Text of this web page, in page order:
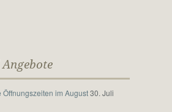
im August 30. Juli